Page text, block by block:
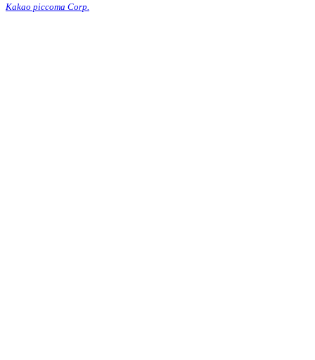
Kakao piccoma Corp.